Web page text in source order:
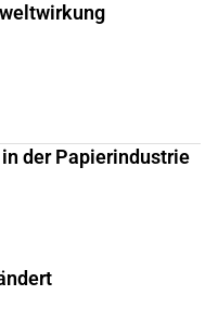
der Papierindustrie